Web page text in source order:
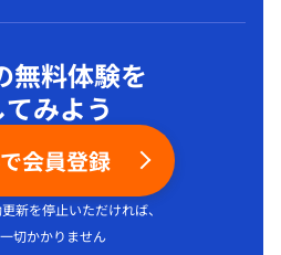
無料体験を
みよう
会員登録
新を停止いただければ、
切かかりません